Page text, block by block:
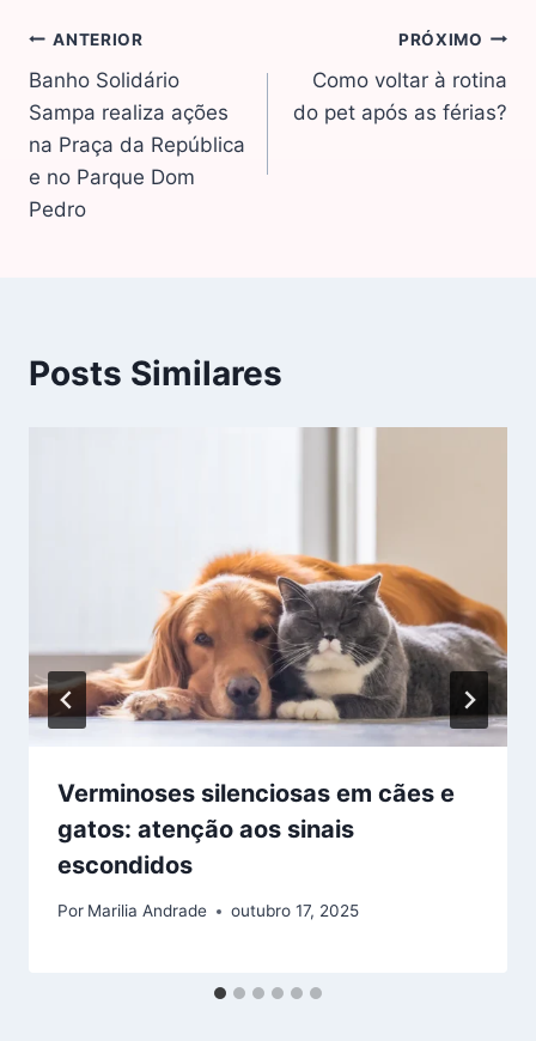
ANTERIOR
Banho Solidário
Sampa realiza ações
na Praça da República
e no Parque Dom
Pedro
PRÓXIMO
Como voltar à rotina
do pet após as férias?
Posts Similares
Verminoses silenciosas em cães e
gatos: atenção aos sinais
escondidos
Por Marilia Andrade outubro 17, 2025